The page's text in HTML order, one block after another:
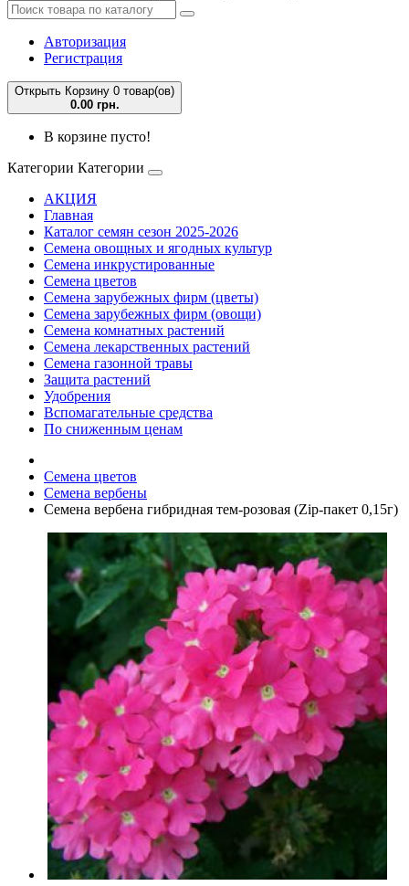
Авторизация
Регистрация
Открыть Корзину 0 товар(ов)
0.00 грн.
В корзине пусто!
Категории Категории
АКЦИЯ
Главная
Каталог семян сезон 2025-2026
Семена овощных и ягодных культур
Семена инкрустированные
Семена цветов
Семена зарубежных фирм (цветы)
Семена зарубежных фирм (овощи)
Семена комнатных растений
Семена лекарственных растений
Семена газонной травы
Защита растений
Удобрения
Вспомагательные средства
По сниженным ценам
Семена цветов
Семена вербены
Семена вербена гибридная тем-розовая (Zip-пакет 0,15г)